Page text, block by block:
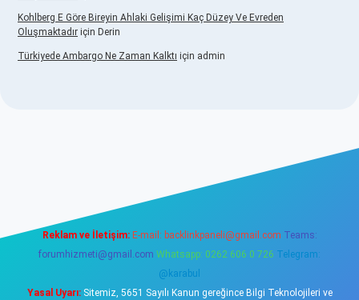
Kohlberg E Göre Bireyin Ahlaki Gelişimi Kaç Düzey Ve Evreden
Oluşmaktadır için Derin
Türkiyede Ambargo Ne Zaman Kalktı için admin
Reklam ve İletişim: E-mail: backlinkpaneli@gmail.com Teams:
forumhizmeti@gmail.com Whatsapp: 0262 606 0 726 Telegram:
@karabul
Yasal Uyarı:Sitemiz, 5651 Sayılı Kanun gereğince Bilgi Teknolojileri ve